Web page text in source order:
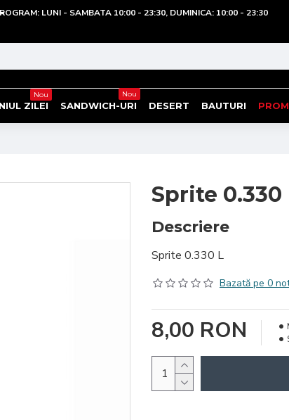
LUNI - SAMBATA 10:00 - 23:30, DUMINICA: 10:00 - 23:30
ZILEI
Nou
SANDWICH-URI
Nou
DESERT BAUTURI
Sprite 0.330
Descriere
Sprite 0.330 L
Bazată pe 0
8,00 RON